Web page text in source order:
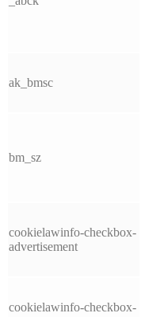
ak_bmsc
bm_sz
cookielawinfo-checkbox-
advertisement
cookielawinfo-checkbox-